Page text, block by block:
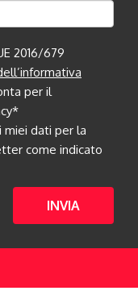
2016/679
per il
dati per la
come indicato
INVIA